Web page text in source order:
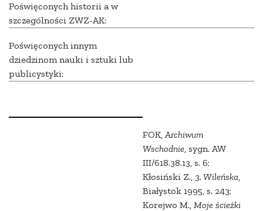
Poświęconych historii a w
szczególności ZWZ-AK:
Poświęconych innym
dziedzinom nauki i sztuki lub
publicystyki:
FOK,Archiwum
Wschodnie, sygn. AW
III/618.38.13, s. 6;
Kłosiński Z., 3. Wileńska,
Białystok 1995, s. 243;
Korejwo M., Moje ścieżki